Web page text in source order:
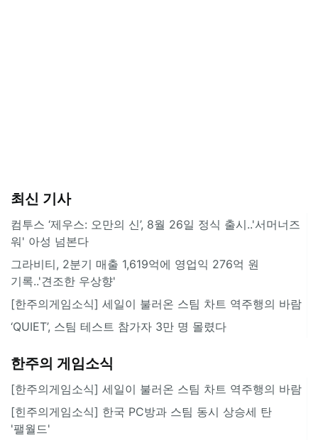
최신 기사
컴투스 ‘제우스: 오만의 신’, 8월 26일 정식 출시..'서머너즈
워' 아성 넘본다
그라비티, 2분기 매출 1,619억에 영업익 276억 원
기록..'견조한 우상향'
[한주의게임소식] 세일이 불러온 스팀 차트 역주행의 바람
‘QUIET’, 스팀 테스트 참가자 3만 명 몰렸다
한주의 게임소식
[한주의게임소식] 세일이 불러온 스팀 차트 역주행의 바람
[힌주의게임소식] 한국 PC방과 스팀 동시 상승세 탄
'팰월드'